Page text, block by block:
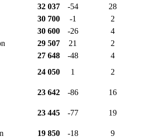
32 037 -54 28
30 700 -1 2
30 600 -26 4
29 507 21 2
27 648 -48 4
24 050 1 2
23 642 -86 16
23 445 -77 19
19 850 -18 9